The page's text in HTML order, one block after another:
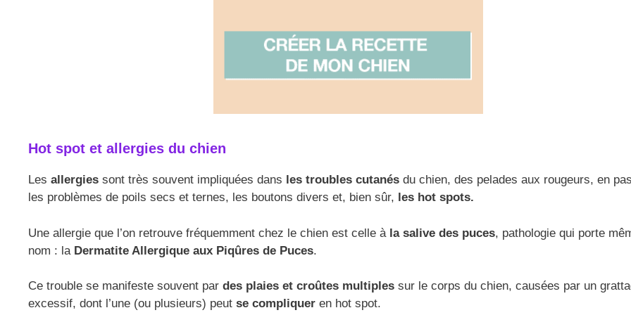
Hot spot et allergies du chien
Les allergies sont très souvent impliquées dans les troubles cutanés du chien, des pelades aux rougeurs, en
les problèmes de poils secs et ternes, les boutons divers et, bien sûr, les hot spots.
Une allergie que l’on retrouve fréquemment chez le chien est celle à la salive des puces, pathologie qui porte
nom : la Dermatite Allergique aux Piqûres de Puces.
Ce trouble se manifeste souvent par des plaies et croûtes multiples sur le corps du chien, causées par un
excessif, dont l’une (ou plusieurs) peut se compliquer en hot spot.